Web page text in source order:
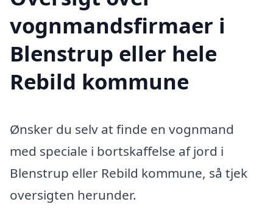
vognmandsfirmaer i
Blenstrup eller hele
Rebild kommune
Ønsker du selv at finde en vognmand
med speciale i bortskaffelse af jord i
Blenstrup eller Rebild kommune, så tjek
oversigten herunder.